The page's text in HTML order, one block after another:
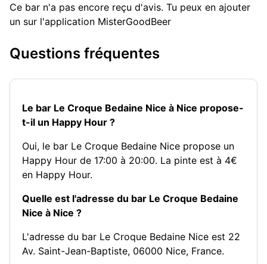
Ce bar n'a pas encore reçu d'avis. Tu peux en ajouter
un sur l'application MisterGoodBeer
Questions fréquentes
Le bar Le Croque Bedaine Nice à Nice propose-
t-il un Happy Hour ?
Oui, le bar Le Croque Bedaine Nice propose un
Happy Hour de 17:00 à 20:00. La pinte est à 4€
en Happy Hour.
Quelle est l'adresse du bar Le Croque Bedaine
Nice à Nice ?
L'adresse du bar Le Croque Bedaine Nice est 22
Av. Saint-Jean-Baptiste, 06000 Nice, France.